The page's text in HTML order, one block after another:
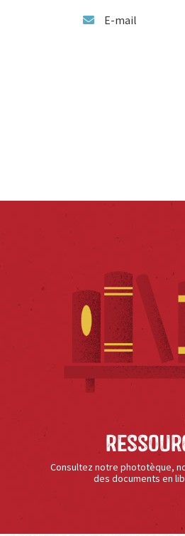
E-mail
Consultez notre phototèque,
des documents en